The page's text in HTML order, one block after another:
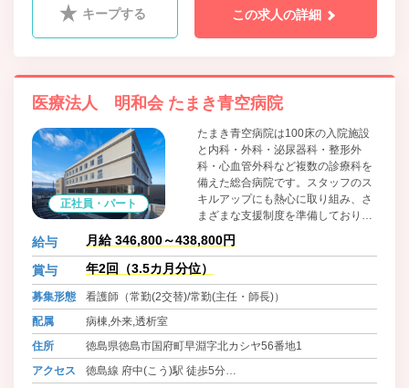
キープする この求人の詳細
医療法人 明和会 たまき青空病院
正社員・パート
たまき青空病院は100床の入院施設
と内科・外科・泌尿器科・整形外
科・心血管外科など複数の診療科を
備えた総合病院です。スタッフのス
キルアップにも熱心に取り組み、さ
まざまな支援制度を準備しておりま
す。また、各種保険・社宅・保育園
など福利厚生にも熱心に取り組み、
厚生労働省や徳島県から表彰されて
り安心して働ける職場づくりに取り
組みます。
給与 月給 346,800～438,800円
賞与 年2回（3.5カ月分位）
募集形態
看護師（常勤(2交替)/常勤(主任・師長)）
配属
病棟,外来,透析室
住所
徳島県徳島市国府町早淵字北カシヤ56番地1
アクセス
徳島線 府中(こう)駅 徒歩5分